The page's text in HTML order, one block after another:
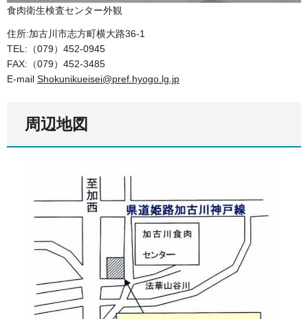
食肉衛生検査センター外観
住所:加古川市志方町横大路36-1
TEL:（079）452-0945
FAX:（079）452-3485
E-mail Shokunikueisei@pref.hyogo.lg.jp
周辺地図